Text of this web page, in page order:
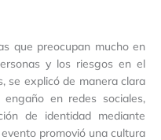
que preocupan mucho en
y los riesgos en el
se explicó de manera clara
en redes sociales,
de identidad mediante
promovió una cultura